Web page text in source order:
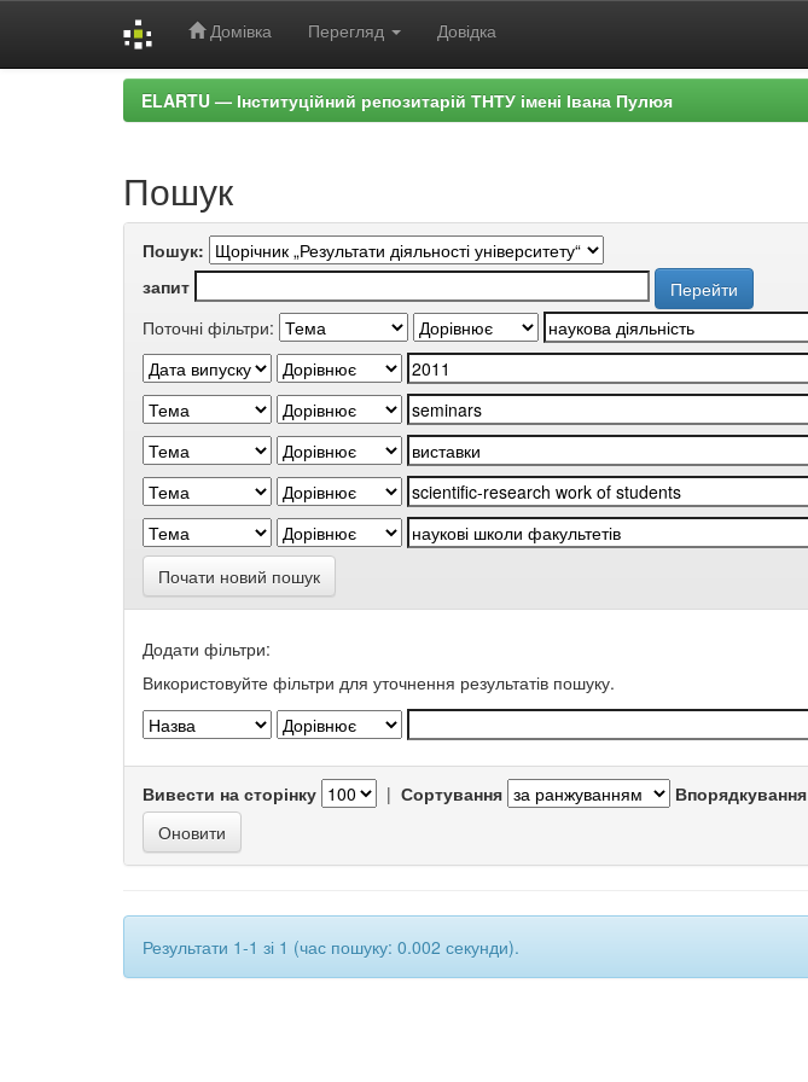
Домівка Перегляд Довідка
ELARTU — Інституційний репозитарій ТНТУ імені Івана Пулюя
Пошук
Пошук:
запит
Поточні фільтри:
Почати новий пошук
Додати фільтри:
Використовуйте фільтри для уточнення результатів пошуку.
Вивести на сторінку | Сортування Впорядкування
Результати 1-1 зі 1 (час пошуку: 0.002 секунди).